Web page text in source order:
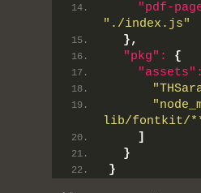
"pdf-
"./index.js"
},
"pkg":
{
"assets":
lib/fontkit/
]
}
}